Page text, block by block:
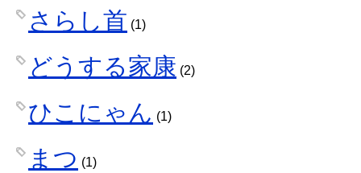
さらし首 (1)
どうする家康 (2)
ひこにゃん (1)
まつ (1)